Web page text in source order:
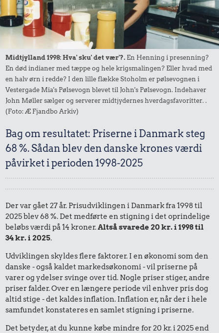
Midtjylland 1998: Hva' sku' det vær'?. En Henning i presenning?
En død indianer med tæppe og hele krigsmalingen? Eller hvad med
en halv ørn i redde? I den lille flække Stoholm er pølsevognen i
Vestergade Mia's Pølsevogn blevet til John's Pølsevogn. Indehaver
John Møller sælger og serverer midtjydernes hverdagsfavoritter. .
(Foto: Æ Fjandbo Arkiv)
Bag om resultatet: Priserne i Danmark steg
68 %. Sådan blev den danske krones værdi
påvirket i perioden 1998-2025
Der var gået 27 år. Prisudviklingen i Danmark fra 1998 til
2025 blev 68 %. Det medførte en stigning i det oprindelige
beløbs værdi på 14 kroner.Altså svarede 20 kr. i 1998 til
34 kr. i 2025.
Udviklingen skyldes flere faktorer. I en økonomi som den
danske - også kaldet markedsøkonomi - vil priserne på
varer og ydelser svinge over tid. Nogle priser stiger, andre
priser falder. Over en længere periode vil enhver pris dog
altid stige - det kaldes inflation. Inflation er, når der i hele
samfundet konstateres en samlet stigning i priserne.
Det betyder, at du kunne købe mindre for 20 kr. i 2025 end